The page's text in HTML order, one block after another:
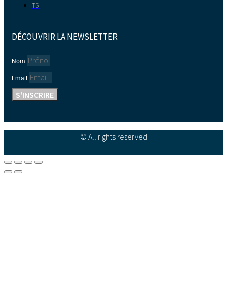
T5
DÉCOUVRIR LA NEWSLETTER
Nom
Email
S'INSCRIRE
© All rights reserved